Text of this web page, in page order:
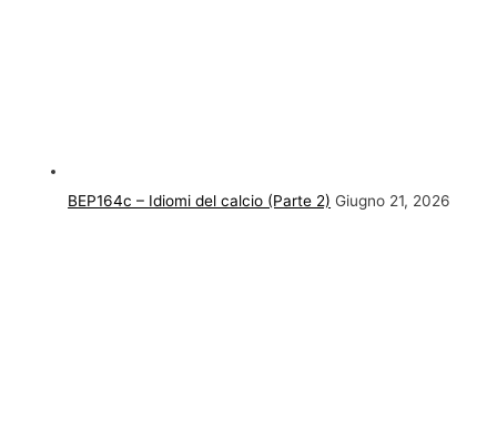
BEP164c – Idiomi del calcio (Parte 2) Giugno 21, 2026